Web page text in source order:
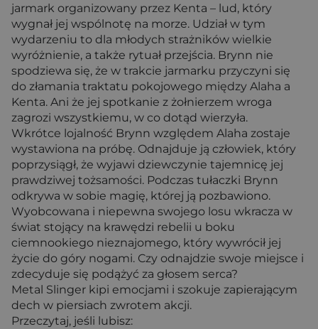
jarmark organizowany przez Kenta – lud, który
wygnał jej wspólnotę na morze. Udział w tym
wydarzeniu to dla młodych strażników wielkie
wyróżnienie, a także rytuał przejścia. Brynn nie
spodziewa się, że w trakcie jarmarku przyczyni się
do złamania traktatu pokojowego między Alaha a
Kenta. Ani że jej spotkanie z żołnierzem wroga
zagrozi wszystkiemu, w co dotąd wierzyła.
Wkrótce lojalność Brynn względem Alaha zostaje
wystawiona na próbę. Odnajduje ją człowiek, który
poprzysiągł, że wyjawi dziewczynie tajemnicę jej
prawdziwej tożsamości. Podczas tułaczki Brynn
odkrywa w sobie magię, której ją pozbawiono.
Wyobcowana i niepewna swojego losu wkracza w
świat stojący na krawędzi rebelii u boku
ciemnookiego nieznajomego, który wywrócił jej
życie do góry nogami. Czy odnajdzie swoje miejsce i
zdecyduje się podążyć za głosem serca?
Metal Slinger kipi emocjami i szokuje zapierającym
dech w piersiach zwrotem akcji.
Przeczytaj, jeśli lubisz: